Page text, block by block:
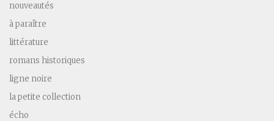
nouveautés
à paraître
littérature
romans historiques
ligne noire
la petite collection
écho